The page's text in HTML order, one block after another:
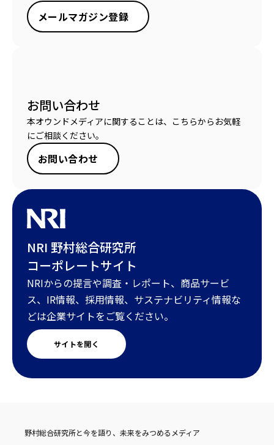
メールマガジン登録
お問い合わせ
本オウンドメディアに関することは、こちらからお気軽
にご相談ください。
お問い合わせ
NRI 野村総合研究所
コーポレートサイト
NRIからの提言や調査・レポート、商品サービ
ス、IR情報、採用情報、サステナビリティ情報な
どは企業サイトをご覧ください。
サイトを開く
野村総合研究所と今を語り、未来をみつめるメディア